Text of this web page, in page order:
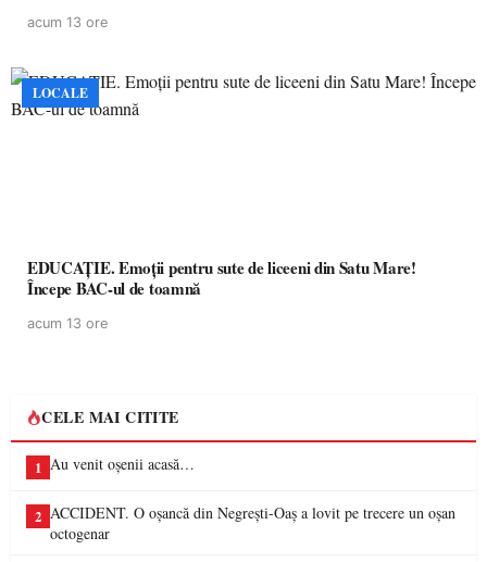
acum 13 ore
LOCALE
EDUCAȚIE. Emoții pentru sute de liceeni din Satu Mare!
Începe BAC-ul de toamnă
acum 13 ore
CELE MAI CITITE
1 Au venit oșenii acasă…
2 ACCIDENT. O oșancă din Negrești-Oaș a lovit pe trecere un oșan
octogenar